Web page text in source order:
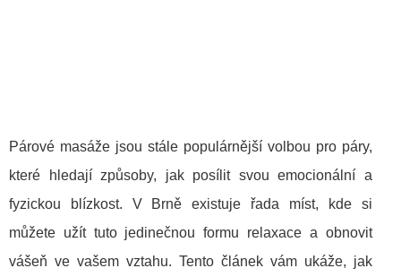
Párové masáže jsou stále populárnější volbou pro páry,
které hledají způsoby, jak posílit svou emocionální a
fyzickou blízkost. V Brně existuje řada míst, kde si
můžete užít tuto jedinečnou formu relaxace a obnovit
vášeň ve vašem vztahu. Tento článek vám ukáže, jak